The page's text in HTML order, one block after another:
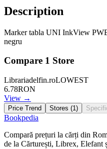
Description
Marker tabla UNI InkView
negru
Compare 1 Store
Librariadelfin.roLOWEST
6.78RON
View →
Price Trend Stores (1)
Bookpedia
Compară prețuri la cărți din
de la Cărturești, Librex, Elefant